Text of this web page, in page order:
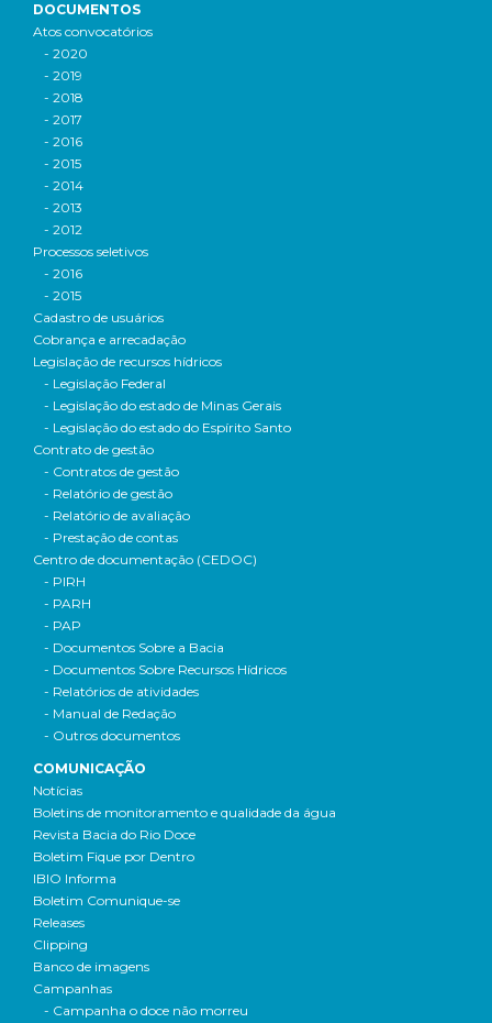
DOCUMENTOS
Atos convocatórios
- 2020
- 2019
- 2018
- 2017
- 2016
- 2015
- 2014
- 2013
- 2012
Processos seletivos
- 2016
- 2015
Cadastro de usuários
Cobrança e arrecadação
Legislação de recursos hídricos
- Legislação Federal
- Legislação do estado de Minas Gerais
- Legislação do estado do Espírito Santo
Contrato de gestão
- Contratos de gestão
- Relatório de gestão
- Relatório de avaliação
- Prestação de contas
Centro de documentação (CEDOC)
- PIRH
- PARH
- PAP
- Documentos Sobre a Bacia
- Documentos Sobre Recursos Hídricos
- Relatórios de atividades
- Manual de Redação
- Outros documentos
COMUNICAÇÃO
Notícias
Boletins de monitoramento e qualidade da água
Revista Bacia do Rio Doce
Boletim Fique por Dentro
IBIO Informa
Boletim Comunique-se
Releases
Clipping
Banco de imagens
Campanhas
- Campanha o doce não morreu